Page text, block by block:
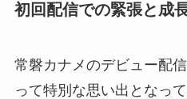
初回配信での緊張と成
常磐カナメのデビュー配
って特別な思い出となっ